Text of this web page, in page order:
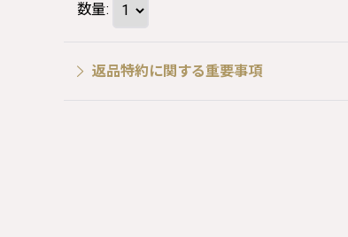
数量:
返品特約に関する重要事項